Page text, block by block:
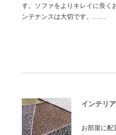
す。ソファをよりキレイに長く
ンテナンスは大切です。……
インテリ
お部屋に配